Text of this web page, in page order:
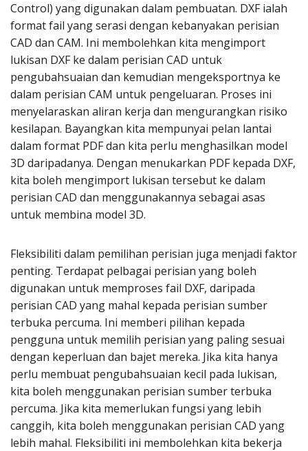
Control) yang digunakan dalam pembuatan. DXF ialah
format fail yang serasi dengan kebanyakan perisian
CAD dan CAM. Ini membolehkan kita mengimport
lukisan DXF ke dalam perisian CAD untuk
pengubahsuaian dan kemudian mengeksportnya ke
dalam perisian CAM untuk pengeluaran. Proses ini
menyelaraskan aliran kerja dan mengurangkan risiko
kesilapan. Bayangkan kita mempunyai pelan lantai
dalam format PDF dan kita perlu menghasilkan model
3D daripadanya. Dengan menukarkan PDF kepada DXF,
kita boleh mengimport lukisan tersebut ke dalam
perisian CAD dan menggunakannya sebagai asas
untuk membina model 3D.
Fleksibiliti dalam pemilihan perisian juga menjadi faktor
penting. Terdapat pelbagai perisian yang boleh
digunakan untuk memproses fail DXF, daripada
perisian CAD yang mahal kepada perisian sumber
terbuka percuma. Ini memberi pilihan kepada
pengguna untuk memilih perisian yang paling sesuai
dengan keperluan dan bajet mereka. Jika kita hanya
perlu membuat pengubahsuaian kecil pada lukisan,
kita boleh menggunakan perisian sumber terbuka
percuma. Jika kita memerlukan fungsi yang lebih
canggih, kita boleh menggunakan perisian CAD yang
lebih mahal. Fleksibiliti ini membolehkan kita bekerja